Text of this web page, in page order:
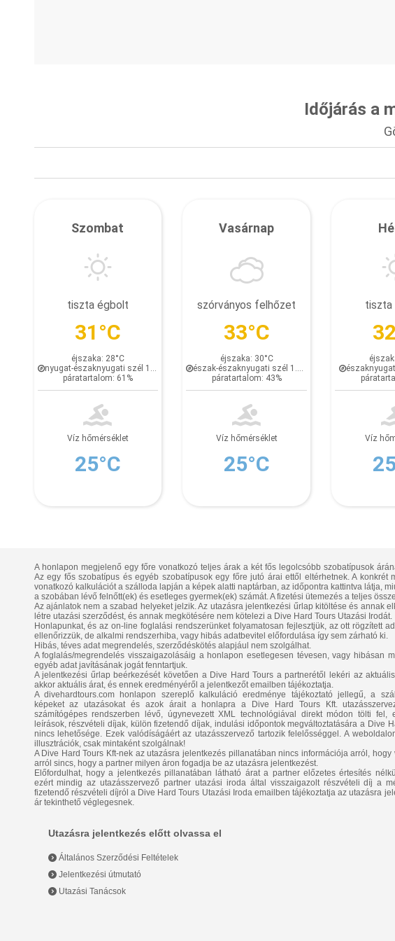
Időjárás a
Szombat
tiszta égbolt
31°C
éjszaka: 28°C
nyugat-északnyugati szél 1.3 km/h
páratartalom: 61%
Víz hőmérséklet
25°C
Vasárnap
szórványos felhőzet
33°C
éjszaka: 30°C
észak-északnyugati szél 1.6 km/h
páratartalom: 43%
Víz hőmérséklet
25°C
tiszta
Víz
A honlapon megjelenő egy főre vonatkozó teljes árak a két fős legolcsóbb szobatípusok
Az egy fős szobatípus és egyéb szobatípusok egy főre jutó árai ettől eltérhetnek. A konkrét
vonatkozó kalkulációt a szálloda lapján a képek alatti naptárban, az időpontra kattintva látja,
a szobában lévő felnőtt(ek) és esetleges gyermek(ek) számát. A fizetési ütemezés a teljes
Az ajánlatok nem a szabad helyeket jelzik. Az utazásra jelentkezési űrlap kitöltése és annak
létre utazási szerződést, és annak megkötésére nem kötelezi a Dive Hard Tours Utazási Irodát.
Honlapunkat, és az on-line foglalási rendszerünket folyamatosan fejlesztjük, az ott rögzített
ellenőrizzük, de alkalmi rendszerhiba, vagy hibás adatbevitel előfordulása így sem zárható ki.
Hibás, téves adat megrendelés, szerződéskötés alapjául nem szolgálhat.
A foglalás/megrendelés visszaigazolásáig a honlapon esetlegesen tévesen, vagy hibásan
egyéb adat javításának jogát fenntartjuk.
A jelentkezési űrlap beérkezését követően a Dive Hard Tours a partnerétől lekéri az
akkor aktuális árat, és ennek eredményéről a jelentkezőt emailben tájékoztatja.
A divehardtours.com honlapon szereplő kalkuláció eredménye tájékoztató jellegű, a
képeket az utazásokat és azok árait a honlapra a Dive Hard Tours Kft.
számítógépes rendszerben lévő, úgynevezett XML technológiával direkt módon tölti fel,
leírások, részvételi díjak, külön fizetendő díjak, indulási időpontok megváltoztatására a Dive
nincs lehetősége. Ezek valódíságáért az utazásszervező tartozik felelősséggel. A
illusztrációk, csak mintaként szolgálnak!
A Dive Hard Tours Kft-nek az utazásra jelentkezés pillanatában nincs információja arról, hogy
arról sincs, hogy a partner milyen áron fogadja be az utazásra jelentkezést.
Előfordulhat, hogy a jelentkezés pillanatában látható árat a partner előzetes értesítés
ezért mindig az utazásszervező partner utazási iroda által visszaigazolt részvételi díj a
fizetendő részvételi díjról a Dive Hard Tours Utazási Iroda emailben tájékoztatja az utazásra
ár tekinthető véglegesnek.
Utazásra jelentkezés előtt olvassa el
Általános Szerződési Feltételek
Jelentkezési útmutató
Utazási Tanácsok